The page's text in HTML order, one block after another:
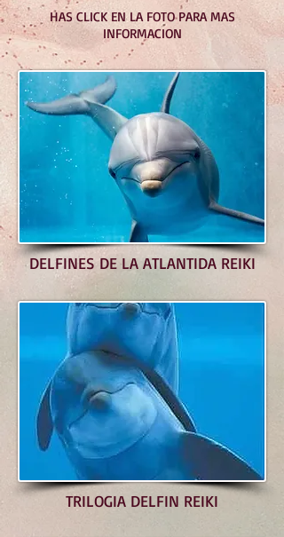
HAS CLICK EN LA FOTO PARA MAS
INFORMACION
DELFINES DE LA ATLANTIDA REIKI
TRILOGIA DELFIN REIKI